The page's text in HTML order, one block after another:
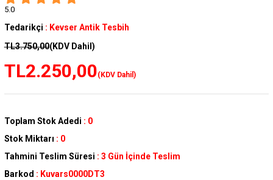
5.0
Tedarikçi : Kevser Antik Tesbih
TL3.750,00(KDV Dahil)
TL2.250,00(KDV Dahil)
Toplam Stok Adedi : 0
Stok Miktarı : 0
Tahmini Teslim Süresi : 3 Gün İçinde Teslim
Barkod : Kuvars0000DT3